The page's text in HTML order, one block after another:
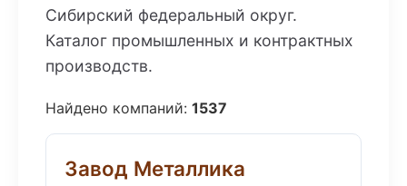
Сибирский федеральный округ.
Каталог промышленных и контрактных
производств.
Найдено компаний: 1537
Завод Металлика